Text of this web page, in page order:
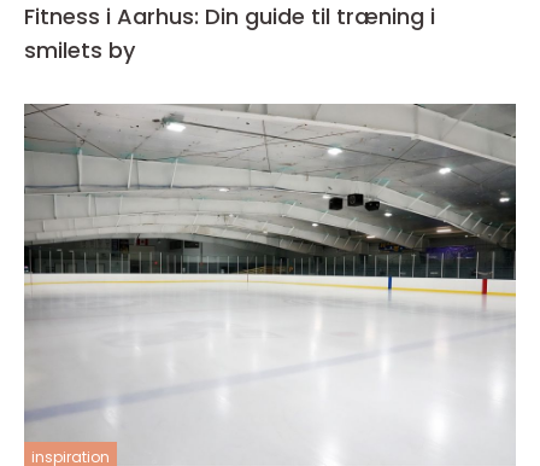
Fitness i Aarhus: Din guide til træning i
smilets by
inspiration